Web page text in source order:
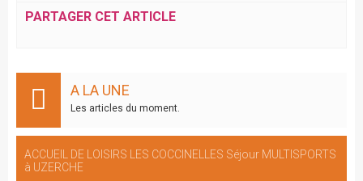
PARTAGER CET ARTICLE
A LA UNE
Les articles du moment.
ACCUEIL DE LOISIRS LES COCCINELLES Séjour MULTISPORTS
à UZERCHE